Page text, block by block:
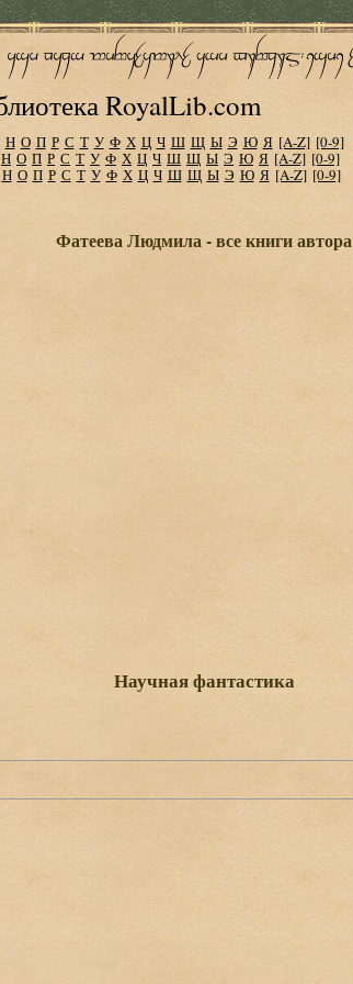
RoyalLib.com
Н О П Р С Т У Ф Х Ц Ч Ш Щ Ы Э Ю Я [A-Z] [0-9]
Н О П Р С Т У Ф Х Ц Ч Ш Щ Ы Э Ю Я [A-Z] [0-9]
Н О П Р С Т У Ф Х Ц Ч Ш Щ Ы Э Ю Я [A-Z] [0-9]
Фатеева Людмила - все книги автора
Научная фантастика